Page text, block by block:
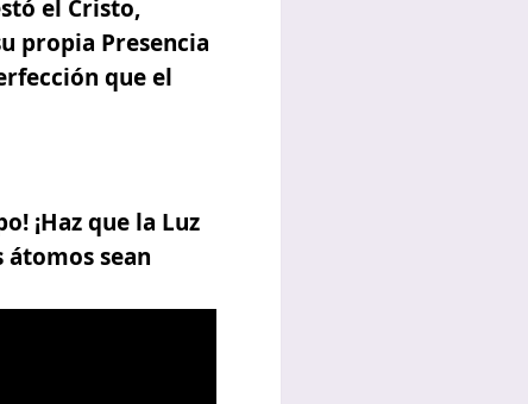
el Cristo,
propia Presencia
que el
¡Haz que la Luz
sean